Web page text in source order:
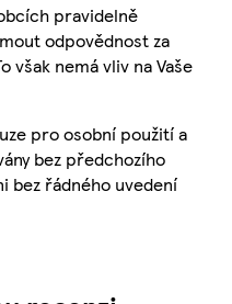
pravidelně
odpovědnost za
však nemá vliv na Vaše
pro osobní použití a
bez předchozího
bez řádného uvedení